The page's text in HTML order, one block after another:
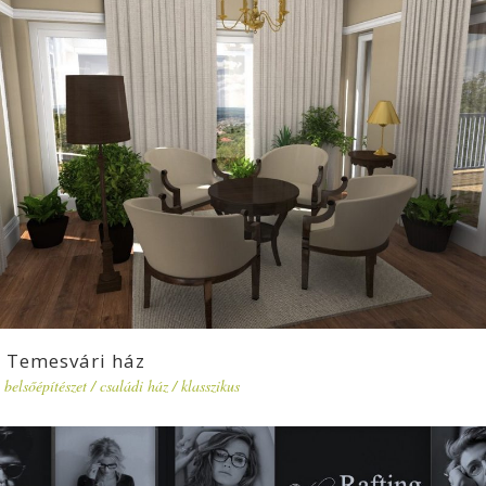
Temesvári ház
belsőépítészet/családi ház/klasszikus